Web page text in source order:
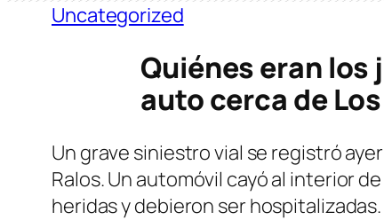
Uncategorized
Quiénes eran los
auto cerca de
Un grave siniestro vial se registró
Ralos. Un automóvil cayó al interior
heridas y debieron ser